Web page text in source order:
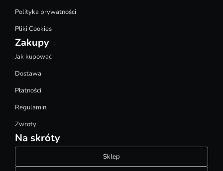
Polityka prywatności
Pliki Cookies
Zakupy
Jak kupować
Dostawa
Płatności
Regulamin
Zwroty
Na skróty
Sklep